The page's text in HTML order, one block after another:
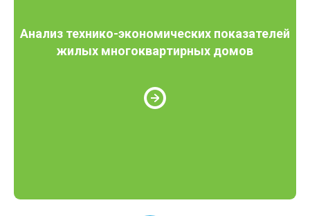
Анализ технико-экономических показателей
жилых многоквартирных домов